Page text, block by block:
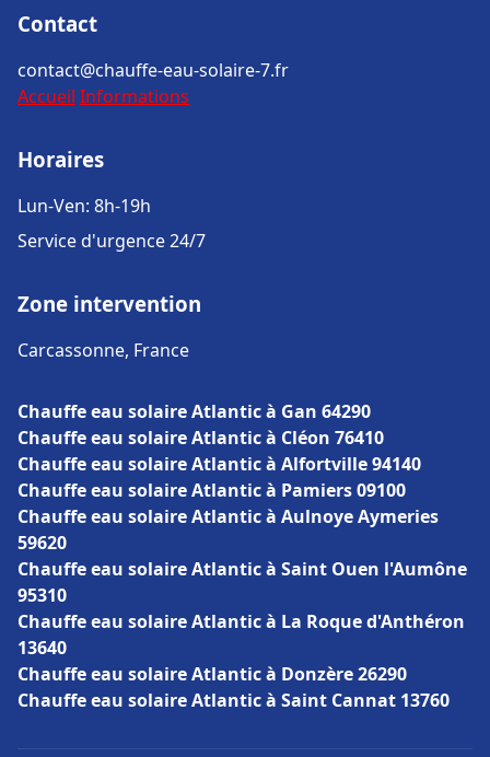
Contact
contact@chauffe-eau-solaire-7.fr
Accueil Informations
Horaires
Lun-Ven: 8h-19h
Service d'urgence 24/7
Zone intervention
Carcassonne, France
Chauffe eau solaire Atlantic à Gan 64290
Chauffe eau solaire Atlantic à Cléon 76410
Chauffe eau solaire Atlantic à Alfortville 94140
Chauffe eau solaire Atlantic à Pamiers 09100
Chauffe eau solaire Atlantic à Aulnoye Aymeries
59620
Chauffe eau solaire Atlantic à Saint Ouen l'Aumône
95310
Chauffe eau solaire Atlantic à La Roque d'Anthéron
13640
Chauffe eau solaire Atlantic à Donzère 26290
Chauffe eau solaire Atlantic à Saint Cannat 13760